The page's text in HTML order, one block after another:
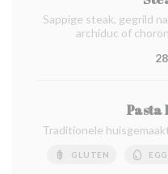
Sappige steak, gegrild
archiduc of
Pasta
Traditionele
GLUTEN